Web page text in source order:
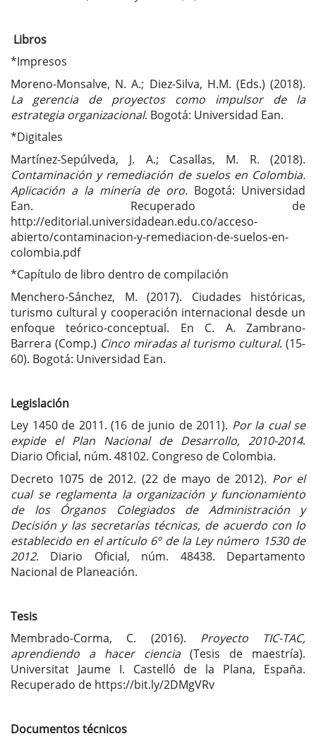
Libros
*Impresos
Moreno-Monsalve, N. A.; Diez-Silva, H.M. (Eds.) (2018).
La gerencia de proyectos como impulsor de la
estrategia organizacional. Bogotá: Universidad Ean.
*Digitales
Martínez-Sepúlveda, J. A.; Casallas, M. R. (2018).
Contaminación y remediación de suelos en Colombia.
Aplicación a la minería de oro. Bogotá: Universidad
Ean. Recuperado de
http://editorial.universidadean.edu.co/acceso-
abierto/contaminacion-y-remediacion-de-suelos-en-
colombia.pdf
*Capítulo de libro dentro de compilación
Menchero-Sánchez, M. (2017). Ciudades históricas,
turismo cultural y cooperación internacional desde un
enfoque teórico-conceptual. En C. A. Zambrano-
Barrera (Comp.) Cinco miradas al turismo cultural. (15-
60). Bogotá: Universidad Ean.
Legislación
Ley 1450 de 2011. (16 de junio de 2011). Por la cual se
expide el Plan Nacional de Desarrollo, 2010-2014.
Diario Oficial, núm. 48102. Congreso de Colombia.
Decreto 1075 de 2012. (22 de mayo de 2012). Por el
cual se reglamenta la organización y funcionamiento
de los Órganos Colegiados de Administración y
Decisión y las secretarías técnicas, de acuerdo con lo
establecido en el artículo 6º de la Ley número 1530 de
2012. Diario Oficial, núm. 48438. Departamento
Nacional de Planeación.
Tesis
Membrado-Corma, C. (2016). Proyecto TIC-TAC,
aprendiendo a hacer ciencia(Tesis de maestría).
Universitat Jaume I. Castelló de la Plana, España.
Recuperado de https://bit.ly/2DMgVRv
Documentos técnicos